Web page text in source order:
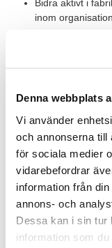
Denna webbplats
Vi använder
och annonserna till
för sociala medier
vidarebefordrar
information från
annons- och
Dessa kan i sin tur
information som
Bidra aktivt i
inom
ingår i fabrikens
fysisk närvaro.
överenskommelse.
onboarding av
Våra
Vi söker dig med
bakgrund. Du har
tillverkningsindustrin